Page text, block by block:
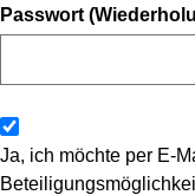
Passwort
Ja, ich möchte per E-